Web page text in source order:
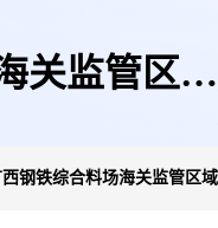
关监管区域
西钢铁综合料场海关监管区